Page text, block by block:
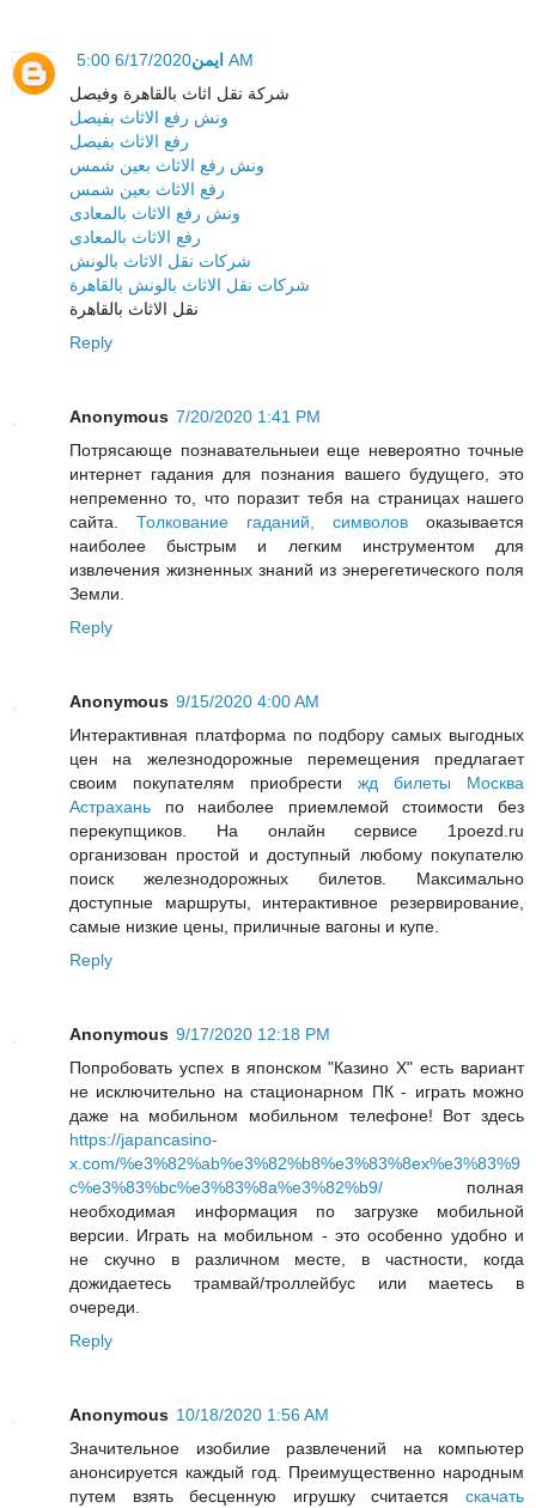
ايمن 6/17/2020 5:00 AM
شركة نقل اثاث بالقاهرة وفيصل
ونش رفع الاثاث بفيصل
رفع الاثاث بفيصل
ونش رفع الاثاث بعين شمس
رفع الاثاث بعين شمس
ونش رفع الاثاث بالمعادى
رفع الاثاث بالمعادى
شركات نقل الاثاث بالونش
شركات نقل الاثاث بالونش بالقاهرة
نقل الاثاث بالقاهرة
Reply
Anonymous 7/20/2020 1:41 PM
Потрясающе познавательныеи еще невероятно точные
интернет гадания для познания вашего будущего, это
непременно то, что поразит тебя на страницах нашего
сайта. Толкование гаданий, символов оказывается
наиболее быстрым и легким инструментом для
извлечения жизненных знаний из энерегетического поля
Земли.
Reply
Anonymous 9/15/2020 4:00 AM
Интерактивная платформа по подбору самых выгодных
цен на железнодорожные перемещения предлагает
своим покупателям приобрести жд билеты Москва
Астрахань по наиболее приемлемой стоимости без
перекупщиков. На онлайн сервисе 1poezd.ru
организован простой и доступный любому покупателю
поиск железнодорожных билетов. Максимально
доступные маршруты, интерактивное резервирование,
самые низкие цены, приличные вагоны и купе.
Reply
Anonymous 9/17/2020 12:18 PM
Попробовать успех в японском "Казино Х" есть вариант
не исключительно на стационарном ПК - играть можно
даже на мобильном мобильном телефоне! Вот здесь
https://japancasino-
x.com/%e3%82%ab%e3%82%b8%e3%83%8ex%e3%83%9
c%e3%83%bc%e3%83%8a%e3%82%b9/ полная
необходимая информация по загрузке мобильной
версии. Играть на мобильном - это особенно удобно и
не скучно в различном месте, в частности, когда
дожидаетесь трамвай/троллейбус или маетесь в
очереди.
Reply
Anonymous 10/18/2020 1:56 AM
Значительное изобилие развлечений на компьютер
анонсируется каждый год. Преимущественно народным
путем взять бесценную игрушку считается скачать